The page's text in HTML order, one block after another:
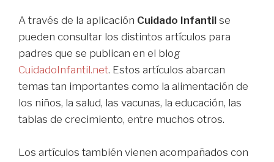
A través de la aplicación Cuidado Infantil se
pueden consultar los distintos artículos para
padres que se publican en el blog
CuidadoInfantil.net. Estos artículos abarcan
temas tan importantes como la alimentación de
los niños, la salud, las vacunas, la educación, las
tablas de crecimiento, entre muchos otros.
Los artículos también vienen acompañados con